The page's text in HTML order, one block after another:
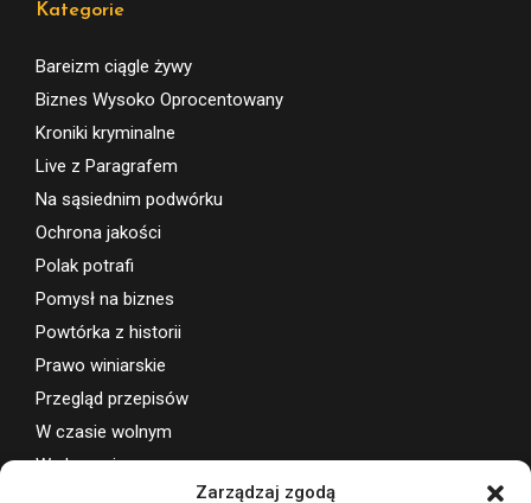
Zarządzaj zgodą
Kategorie
Bareizm ciągle żywy
Biznes Wysoko Oprocentowany
Kroniki kryminalne
Live z Paragrafem
Na sąsiednim podwórku
Ochrona jakości
Polak potrafi
Pomysł na biznes
Powtórka z historii
Prawo winiarskie
Przegląd przepisów
W czasie wolnym
Wydarzenia